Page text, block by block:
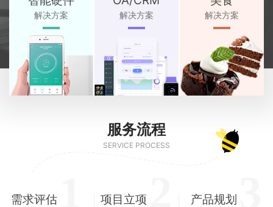
解决方案 解决方案 解决方案
服务流程
SERVICE PROCESS
需求评估 项目立项 产品规划